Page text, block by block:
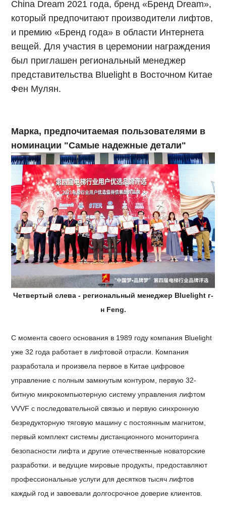
China Dream 2021 года, бренд «Бренд Dream»,
который предпочитают производители лифтов,
и премию «Бренд года» в области Интернета
вещей. Для участия в церемонии награждения
был приглашен региональный менеджер
представительства Bluelight в Восточном Китае
Фен Мулян.
Марка, предпочитаемая пользователями в
номинации "Самые надежные детали"
Четвертый слева - региональный менеджер Bluelight г-
н Feng.
С момента своего основания в 1989 году компания Bluelight
уже 32 года работает в лифтовой отрасли. Компания
разработала и произвела первое в Китае цифровое
управление с полным замкнутым контуром, первую 32-
битную микрокомпьютерную систему управления лифтом
VVVF с последовательной связью и первую синхронную
безредукторную тяговую машину с постоянным магнитом,
первый комплект системы дистанционного мониторинга
безопасности лифта и другие отечественные новаторские
разработки. и ведущие мировые продукты, предоставляют
профессиональные услуги для десятков тысяч лифтов
каждый год и завоевали долгосрочное доверие клиентов.